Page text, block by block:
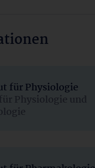
für Physiologie
Physiologie und